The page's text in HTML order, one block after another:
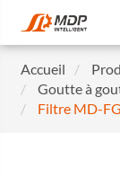
Accueil
Goutte à
Filtre MD-